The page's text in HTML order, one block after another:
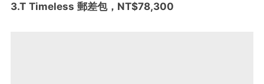
3.T Timeless 郵差包，NT$78,300